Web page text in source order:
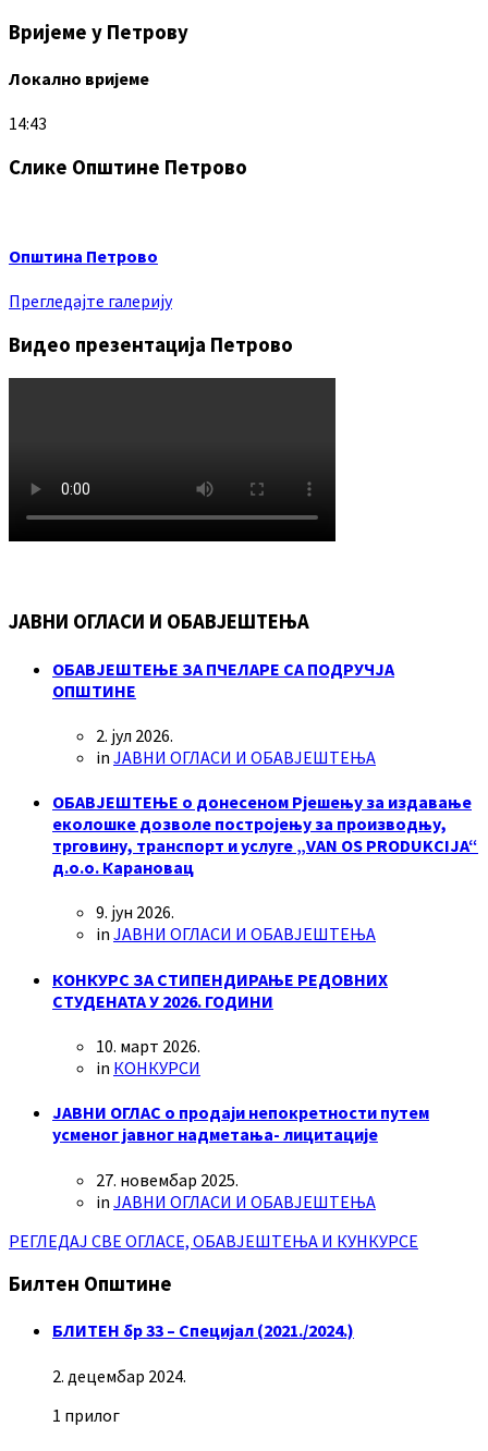
Вријеме у Петрову
Локално вријеме
14:43
Слике Општине Петрово
Општина Петрово
Прегледајте галерију
Видео презентација Петрово
ЈАВНИ ОГЛАСИ И ОБАВЈЕШТЕЊА
ОБАВЈЕШТЕЊЕ ЗА ПЧЕЛАРЕ СА ПОДРУЧЈА
ОПШТИНЕ
2. јул 2026.
in ЈАВНИ ОГЛАСИ И ОБАВЈЕШТЕЊА
ОБАВЈЕШТЕЊЕ о донесеном Рјешењу за издавање
еколошке дозволе постројењу за производњу,
трговину, транспорт и услуге „VAN OS PRODUKCIJA“
д.о.о. Карановац
9. јун 2026.
in ЈАВНИ ОГЛАСИ И ОБАВЈЕШТЕЊА
КОНКУРС ЗА СТИПЕНДИРАЊЕ РЕДОВНИХ
СТУДЕНАТА У 2026. ГОДИНИ
10. март 2026.
in КОНКУРСИ
ЈАВНИ ОГЛАС о продаји непокретности путем
усменог јавног надметања- лицитације
27. новембар 2025.
in ЈАВНИ ОГЛАСИ И ОБАВЈЕШТЕЊА
РЕГЛЕДАЈ СВЕ ОГЛАСЕ, ОБАВЈЕШТЕЊА И КУНКУРСЕ
Билтен Општине
БЛИТЕН бр 33 – Специјал (2021./2024.)
2. децембар 2024.
1 прилог